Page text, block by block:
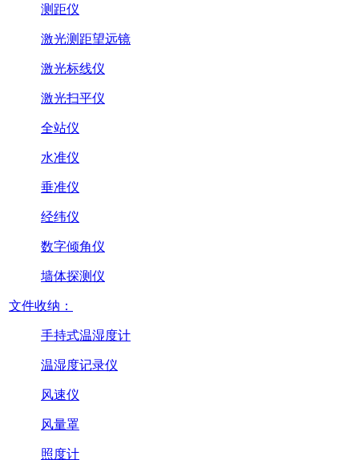
测距仪
激光测距望远镜
激光标线仪
激光扫平仪
全站仪
水准仪
垂准仪
经纬仪
数字倾角仪
墙体探测仪
文件收纳：
手持式温湿度计
温湿度记录仪
风速仪
风量罩
照度计